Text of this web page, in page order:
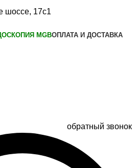
шоссе, 17с1
MGBОПЛАТА И ДОСТАВКА
обратный звонок